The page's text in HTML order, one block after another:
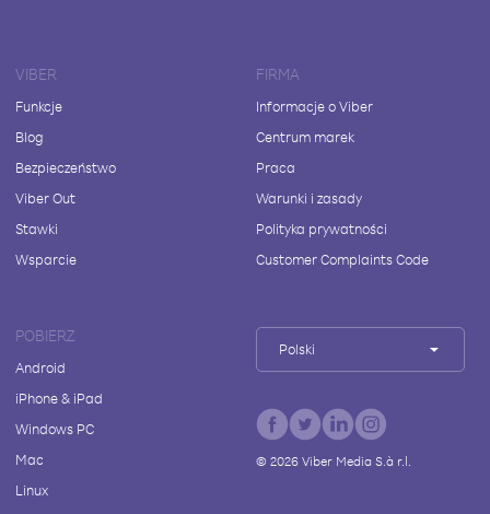
VIBER
Funkcje
Blog
Bezpieczeństwo
Viber Out
Stawki
Wsparcie
FIRMA
Informacje o Viber
Centrum marek
Praca
Warunki i zasady
Polityka prywatności
Customer Complaints Code
POBIERZ
Android
iPhone & iPad
Windows PC
Mac
Linux
Polski
© 2026Viber Media S.à r.l.